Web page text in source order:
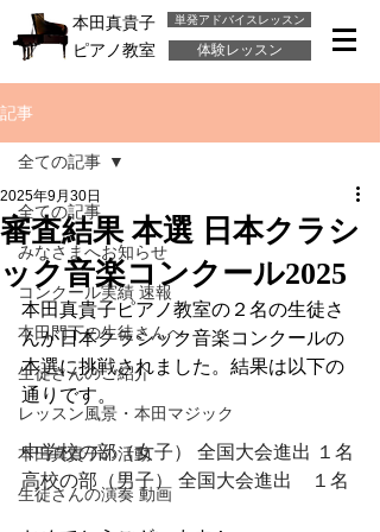
単発アドバイスレッスン
本田真貴子
ピアノ教室
体験レッスン
記事
全ての記事
みなさまへお知らせ
コンクール実績 速報
本田門下の生徒さんへ
生徒さんのご紹介
レッスン風景・本田マジック
本田真貴子の活動
生徒さんの演奏 動画
全ての記事
審査結果 本選 日本クラシ
ック音楽コンクール2025
2025年9月30日
本田真貴子ピアノ教室の２名の生徒さ
んが日本クラシック音楽コンクールの
本選に挑戦されました。結果は以下の
通りです。
中学校の部（女子） 全国大会進出 １名
高校の部（男子） 全国大会進出　１名